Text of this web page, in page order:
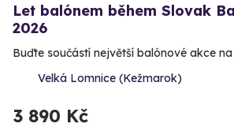
Let balónem během Slovak
2026
Buďte součástí největší balónové akce na
Velká Lomnice (Kežmarok)
3 890 Kč